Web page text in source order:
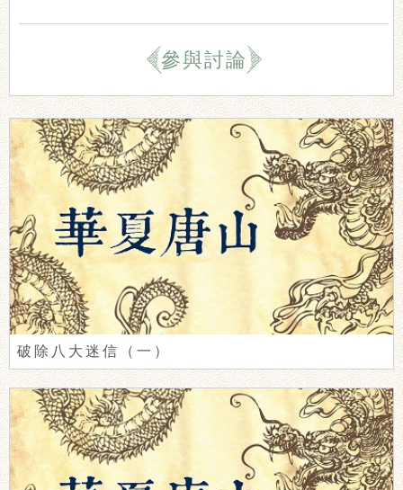
參與討論
破除八大迷信（一）